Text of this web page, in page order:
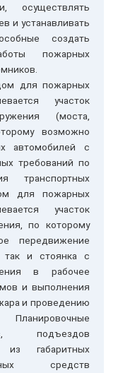
осуществлять
и устанавливать
создать
пожарных
для пожарных
участок
(моста,
возможно
автомобилей с
требований по
транспортных
для пожарных
участок
по которому
передвижение
так и стоянка с
в рабочее
и выполнения
и проведению
подъездов
габаритных
средств